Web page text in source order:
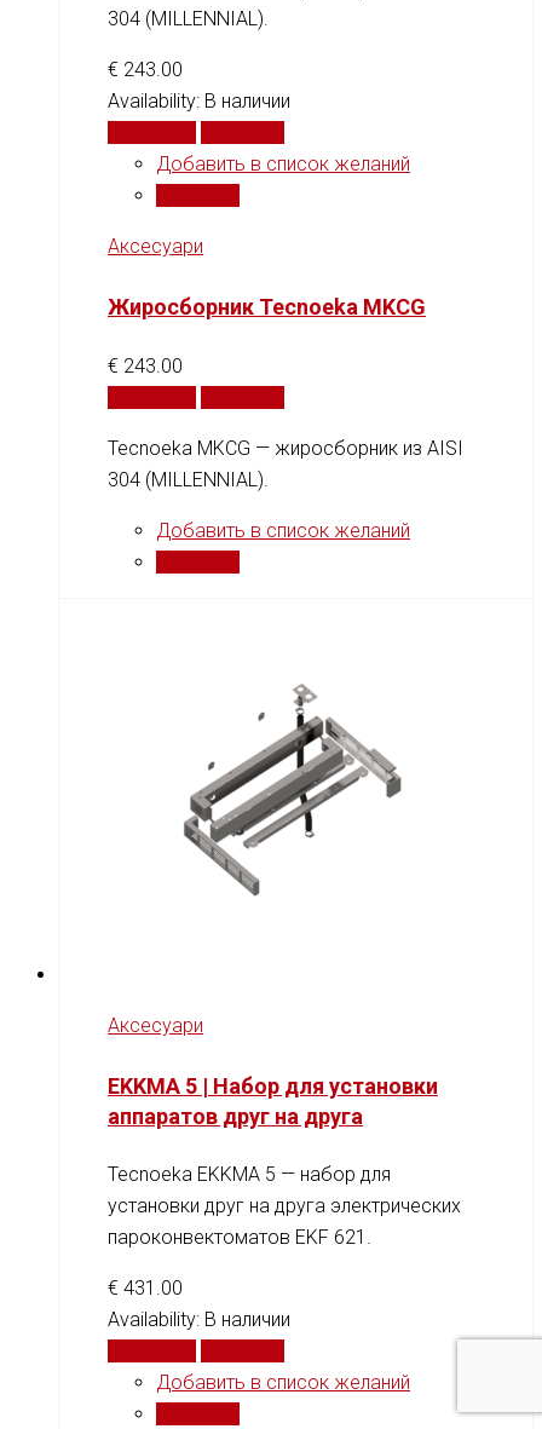
304 (MILLENNIAL).
€ 243.00
Availability: В наличии
Добавить в список желаний
Аксесуари
Жиросборник Tecnoeka MKCG
€ 243.00
Tecnoeka MKCG — жиросборник из AISI
304 (MILLENNIAL).
Добавить в список желаний
Аксесуари
EKKMA 5 | Набор для установки
аппаратов друг на друга
Tecnoeka EKKMA 5 — набор для
установки друг на друга электрических
пароконвектоматов EKF 621.
€ 431.00
Availability: В наличии
Добавить в список желаний